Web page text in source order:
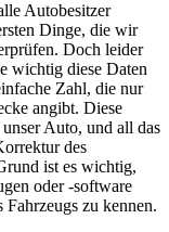
Autobesitzer
Dinge, die wir
Doch leider
wichtig diese Daten
Zahl, die nur
angibt. Diese
Auto, und all das
des
ist es wichtig,
oder -software
zu kennen.